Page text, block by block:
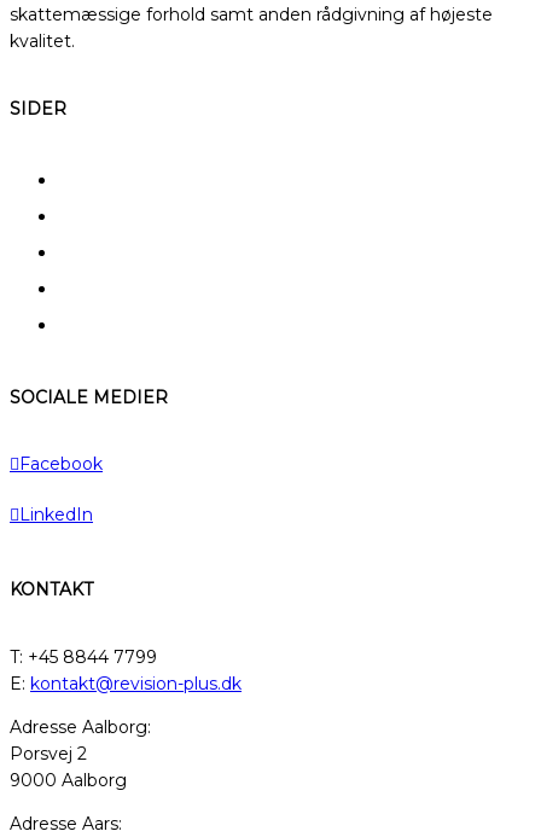
skattemæssige forhold samt anden rådgivning af højeste
kvalitet.
SIDER
SOCIALE MEDIER
Facebook
LinkedIn
KONTAKT
T: +45 8844 7799
E: kontakt@revision-plus.dk
Adresse Aalborg:
Porsvej 2
9000 Aalborg
Adresse Aars: